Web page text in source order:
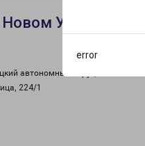
error
Уренгое
автономный округ, Новый
224/1